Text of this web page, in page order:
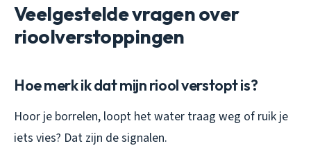
Veelgestelde vragen over
rioolverstoppingen
Hoe merk ik dat mijn riool verstopt is?
Hoor je borrelen, loopt het water traag weg of ruik je
iets vies? Dat zijn de signalen.